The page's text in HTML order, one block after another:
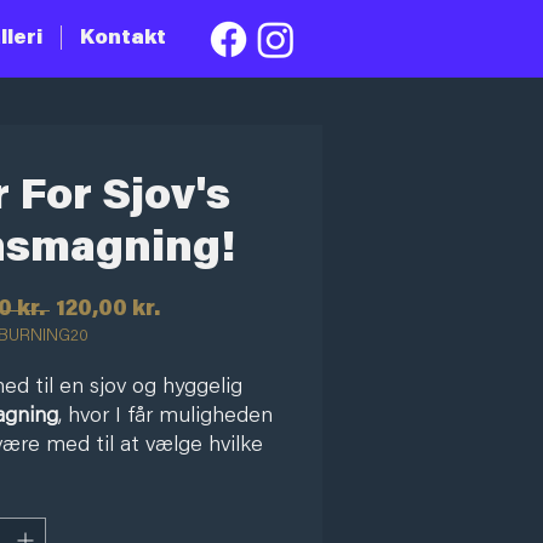
Kontakt
For Sjov's
kr. Regulær
pris
120,00 kr.Salgspris
til en sjov og hyggelig
, hvor I får muligheden
med til at vælge hvilke
Sjov!